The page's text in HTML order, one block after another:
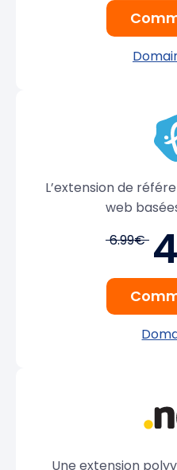
L’extension de
web
6.99€
Une extension